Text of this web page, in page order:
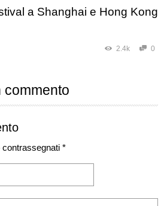
a Shanghai e Hong Kong
2.4k 0
contrassegnati *